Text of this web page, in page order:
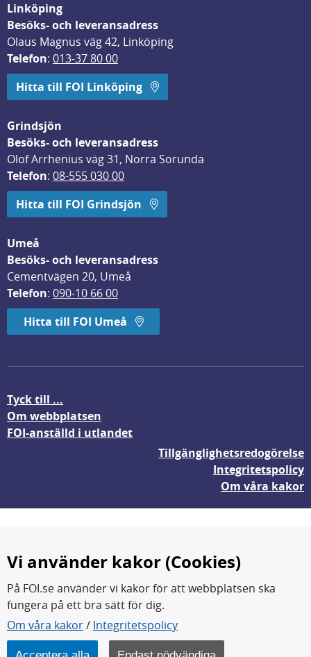
Linköping
Besöks- och leveransadress
Olaus Magnus väg 42, Linköping
Telefon: 013-37 80 00
Hitta till FOI Linköping
Grindsjön
Besöks- och leveransadress
Olof Arrhenius väg 31, Norra Sorunda
Telefon: 08-555 030 00
Hitta till FOI Grindsjön
Umeå
Besöks- och leveransadress
Cementvägen 20, Umeå
Telefon: 090-10 66 00
Hitta till FOI Umeå
Tyck till ...
Om webbplatsen
FOI-anställd i utlandet
Tillgänglighetsredogörelse
Integritetspolicy
Om våra kakor
FOI forskar för en säkrare värld.
FOI:s kärnverksamhet är forskning, metod- och
teknikutveckling samt analyser och studier.
Vi använder kakor (Cookies)
På FOI.se använder vi kakor för att webbplatsen ska
fungera på ett bra sätt för dig.
Om våra kakor/ Integritetspolicy